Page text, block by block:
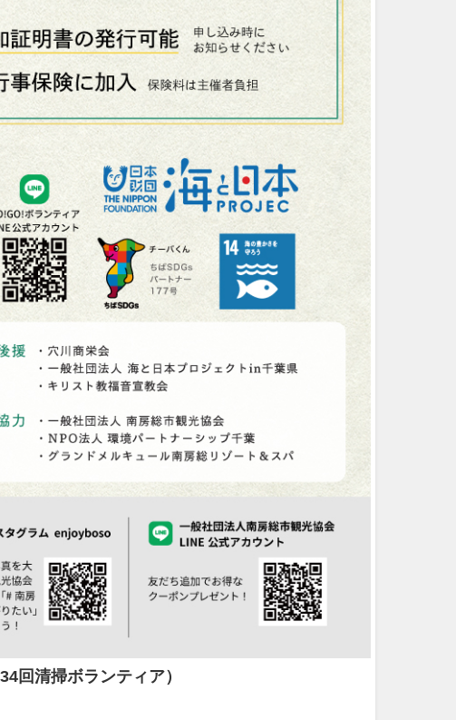
回清掃ボランティア）